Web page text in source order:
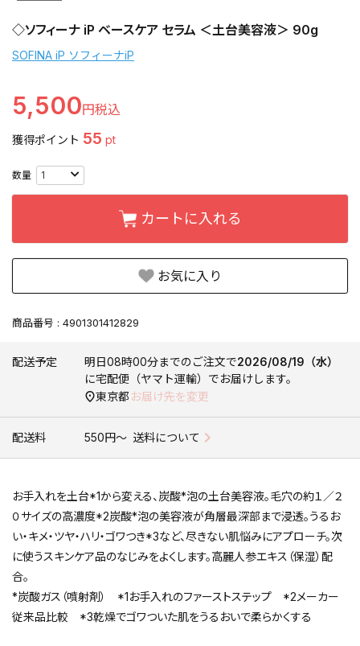
◇ソフィーナ iP ベースケア セラム ＜土台美容液＞ 90g
SOFINA iP ソフィーナiP
5,500
獲得ポイント 55 pt
お気に入り
カートに入れる
商品番号 4901301412829
配送予定 明日08時00分までのご注文で2026/08/19（水）
に宅配便（ヤマト運輸） でお届けします。
東京都 お届け先を変更
配送料 550円〜 送料について
お手入れを土台*1から変える、炭酸*泡の土台美容液。毛穴の約１／２
０サイズの高濃度*2炭酸*泡の美容液が角層最深部まで浸透。うるお
い・キメ・ツヤ・ハリ・ゴワつき*3など、尽きない肌悩みにアプローチ。次
に使うスキンケア品のなじみをよくします。高麗人参エキス（保湿）配
合。
*炭酸ガス（噴射剤） *1お手入れのファーストステップ *2メーカー
従来品比較 *3乾燥でゴワついた肌をうるおいで柔らかくする